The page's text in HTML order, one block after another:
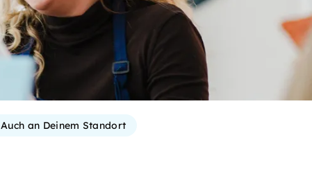
Auch an Deinem Standort